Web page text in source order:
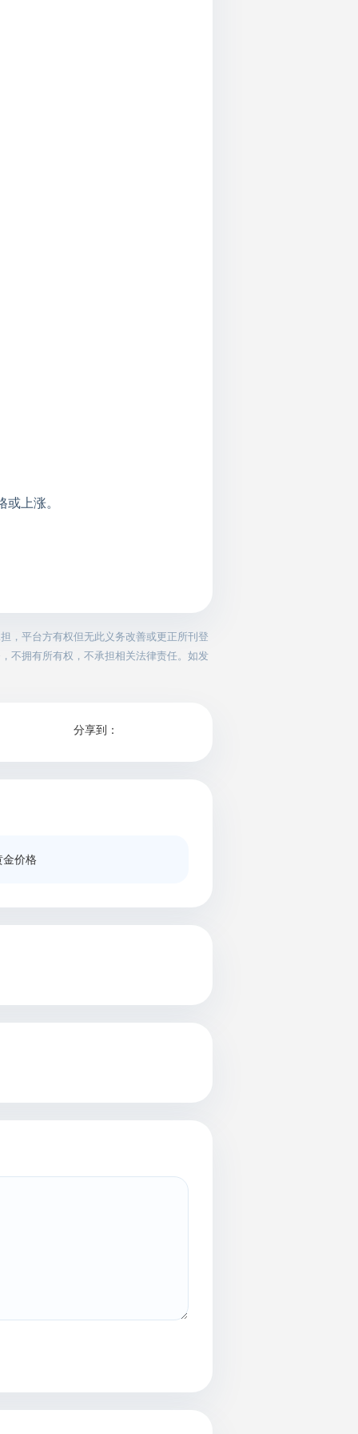
上涨。
，平台方有权但无此义务改善或更正所刊登
不拥有所有权，不承担相关法律责任。如发
分享到：
金价格